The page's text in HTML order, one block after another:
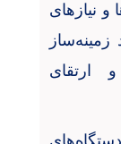
نیازهای
ارتقای